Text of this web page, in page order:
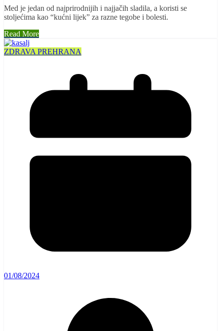
Med je jedan od najprirodnijih i najjačih sladila, a koristi se
stoljećima kao “kućni lijek” za razne tegobe i bolesti.
Read More
ZDRAVA PREHRANA
01/08/2024